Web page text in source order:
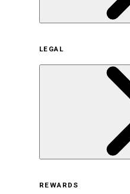
サステナビリ
サステナビリテ
LEGAL
REWARDS